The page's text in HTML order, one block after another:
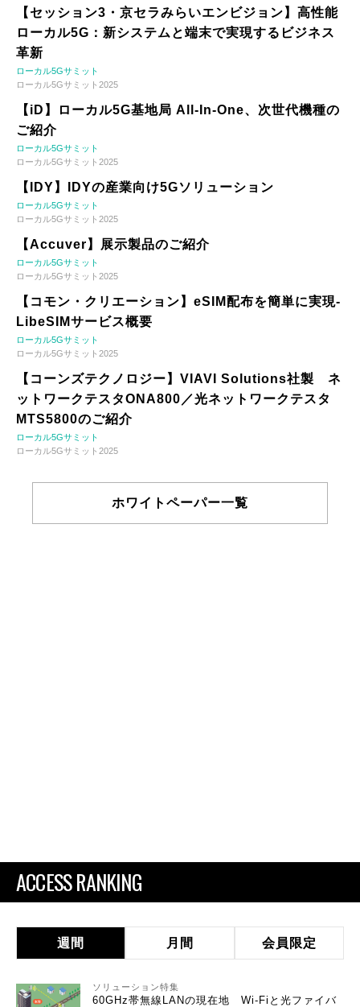
【セッション3・京セラみらいエンビジョン】高性能
ローカル5G：新システムと端末で実現するビジネス
革新
ローカル5Gサミット
ローカル5Gサミット2025
【iD】ローカル5G基地局 All-In-One、次世代機種の
ご紹介
ローカル5Gサミット
ローカル5Gサミット2025
【IDY】IDYの産業向け5Gソリューション
ローカル5Gサミット
ローカル5Gサミット2025
【Accuver】展示製品のご紹介
ローカル5Gサミット
ローカル5Gサミット2025
【コモン・クリエーション】eSIM配布を簡単に実現-
LibeSIMサービス概要
ローカル5Gサミット
ローカル5Gサミット2025
【コーンズテクノロジー】VIAVI Solutions社製 ネ
ットワークテスタONA800／光ネットワークテスタ
MTS5800のご紹介
ローカル5Gサミット
ローカル5Gサミット2025
ホワイトペーパー一覧
ACCESS RANKING
週間 月間 会員限定
ソリューション特集
60GHz帯無線LANの現在地 Wi-Fiと光ファイバ